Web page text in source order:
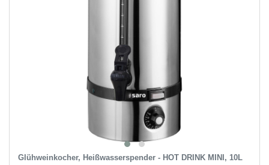
Glühweinkocher, Heißwasserspender - HOT DRINK MINI, 10L